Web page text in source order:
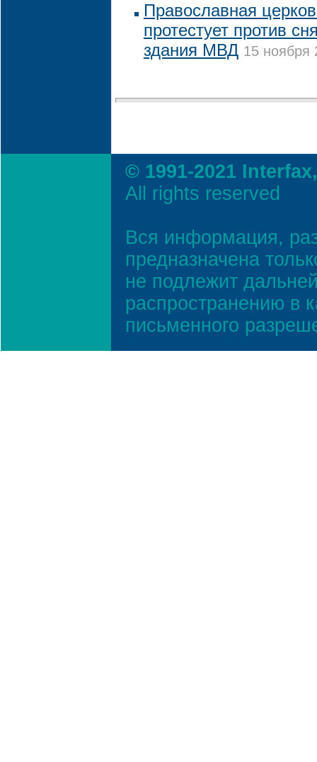
Православная
протестует против
здания МВД 15 ноября
© 1991-2021
All rights reserved
Вся информация,
предназначена
не подлежит
распространению в
письменного